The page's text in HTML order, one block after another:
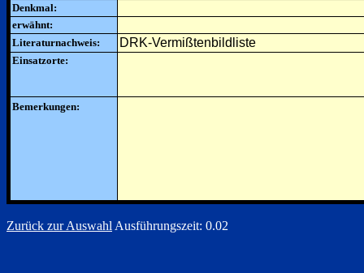
Denkmal:
erwähnt:
Literaturnachweis:
DRK-Vermißtenbildliste
Einsatzorte:
Bemerkungen:
Zurück zur Auswahl Ausführungszeit: 0.02